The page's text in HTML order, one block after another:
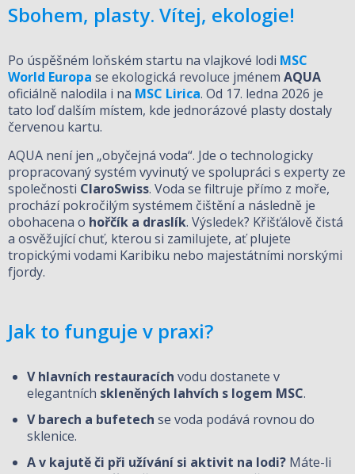
Sbohem, plasty. Vítej, ekologie!
Po úspěšném loňském startu na vlajkové lodi MSC
World Europa se ekologická revoluce jménem AQUA
oficiálně nalodila i na MSC Lirica. Od 17. ledna 2026 je
tato loď dalším místem, kde jednorázové plasty dostaly
červenou kartu.
AQUA není jen „obyčejná voda“. Jde o technologicky
propracovaný systém vyvinutý ve spolupráci s experty ze
společnosti ClaroSwiss. Voda se filtruje přímo z moře,
prochází pokročilým systémem čištění a následně je
obohacena o hořčík a draslík. Výsledek? Křišťálově čistá
a osvěžující chuť, kterou si zamilujete, ať plujete
tropickými vodami Karibiku nebo majestátními norskými
fjordy.
Jak to funguje v praxi?
V hlavních restauracích vodu dostanete v
elegantních skleněných lahvích s logem MSC.
V barech a bufetech se voda podává rovnou do
sklenice.
A v kajutě či při užívání si aktivit na lodi? Máte-li